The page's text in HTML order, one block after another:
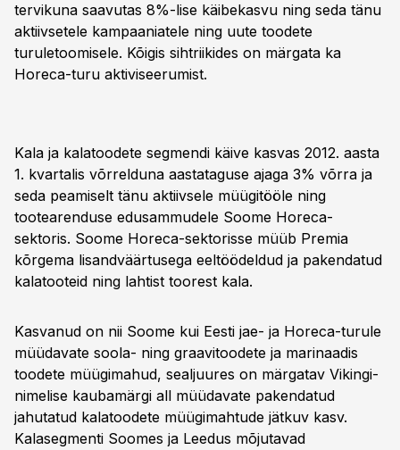
tervikuna saavutas 8%-lise käibekasvu ning seda tänu
aktiivsetele kampaaniatele ning uute toodete
turuletoomisele. Kõigis sihtriikides on märgata ka
Horeca-turu aktiviseerumist.
Kala ja kalatoodete segmendi käive kasvas 2012. aasta
1. kvartalis võrrelduna aastataguse ajaga 3% võrra ja
seda peamiselt tänu aktiivsele müügitööle ning
tootearenduse edusammudele Soome Horeca-
sektoris. Soome Horeca-sektorisse müüb Premia
kõrgema lisandväärtusega eeltöödeldud ja pakendatud
kalatooteid ning lahtist toorest kala.
Kasvanud on nii Soome kui Eesti jae- ja Horeca-turule
müüdavate soola- ning graavitoodete ja marinaadis
toodete müügimahud, sealjuures on märgatav Vikingi-
nimelise kaubamärgi all müüdavate pakendatud
jahutatud kalatoodete müügimahtude jätkuv kasv.
Kalasegmenti Soomes ja Leedus mõjutavad